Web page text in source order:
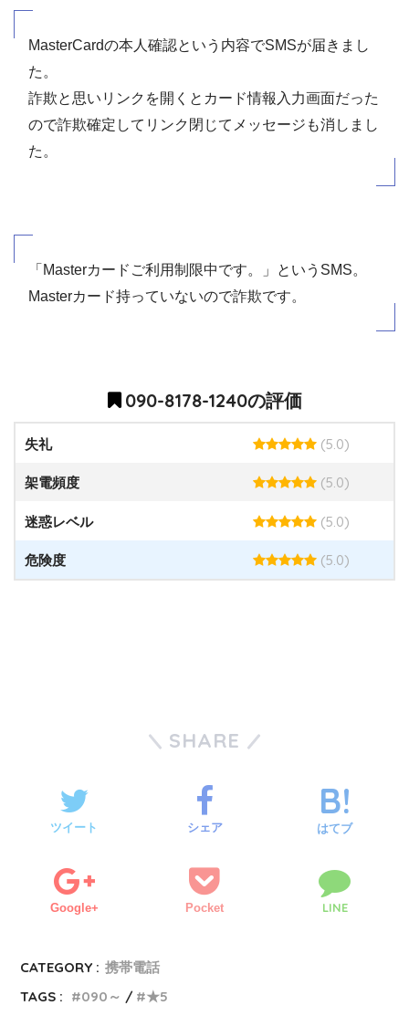
MasterCardの本人確認という内容でSMSが届きまし
た。
詐欺と思いリンクを開くとカード情報入力画面だった
ので詐欺確定してリンク閉じてメッセージも消しまし
た。
「Masterカードご利用制限中です。」というSMS。
Masterカード持っていないので詐欺です。
090-8178-1240の評価
失礼 (5.0)
架電頻度 (5.0)
迷惑レベル (5.0)
危険度 (5.0)
SHARE
ツイート シェア はてブ
Google+ Pocket LINE
CATEGORY : 携帯電話
TAGS :
090～ ★5